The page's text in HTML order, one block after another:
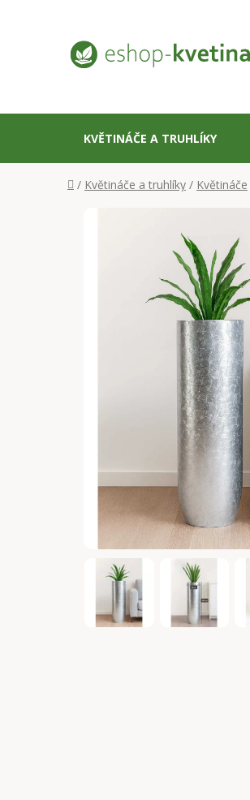
KVĚTINÁČE A TRUHLÍKY
Domů
/ Květináče a truhlíky / Květináče